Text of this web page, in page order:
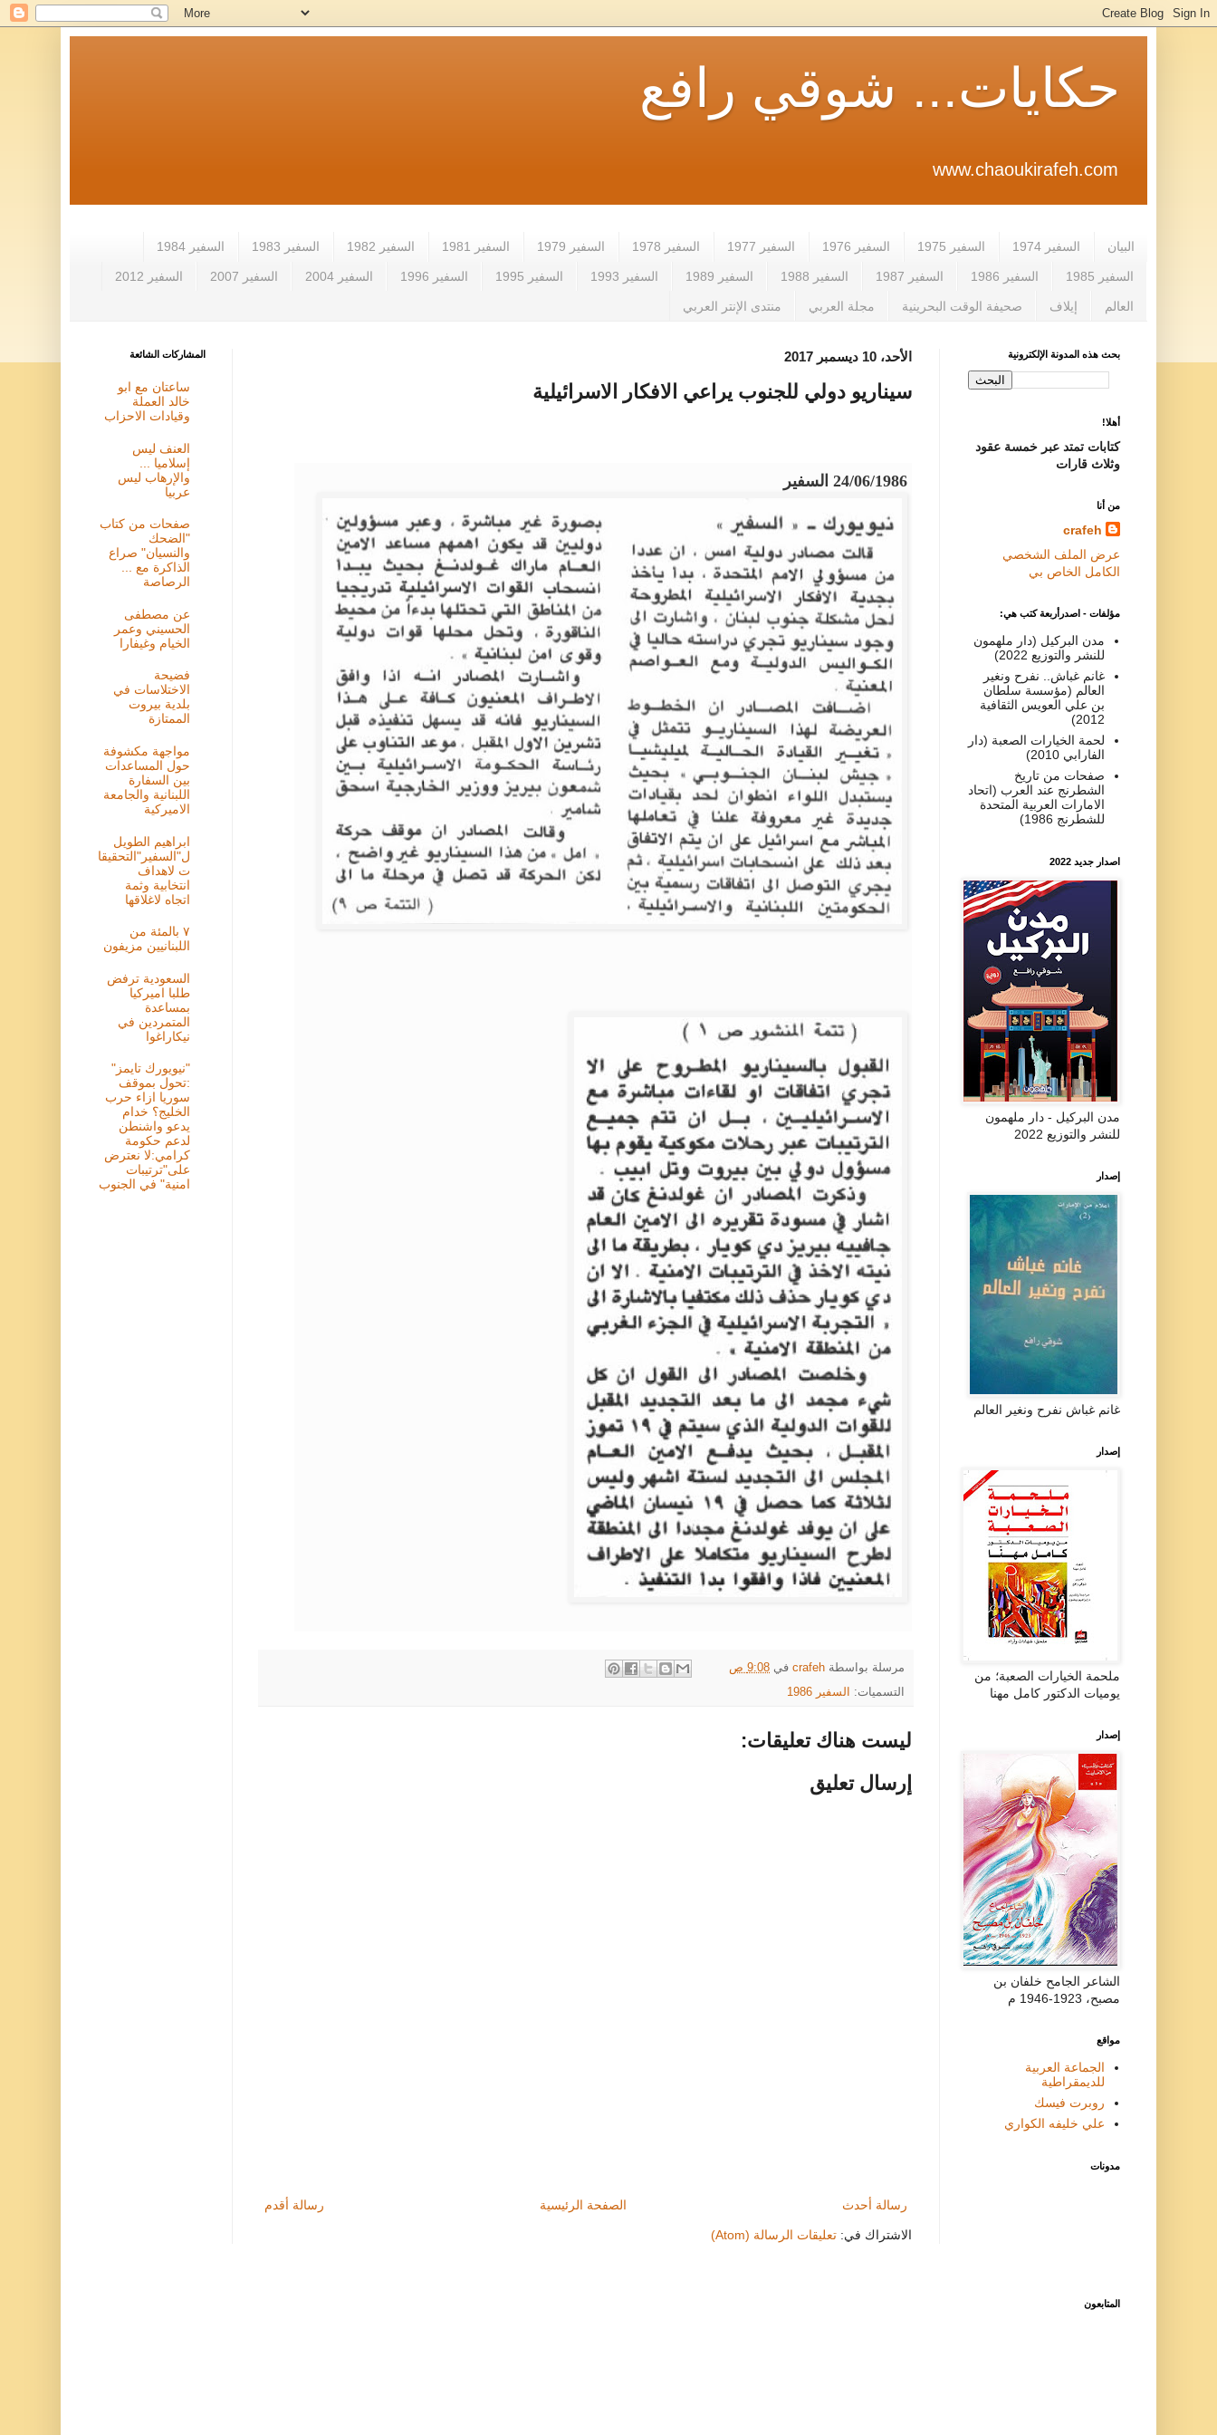
حكايات... شوقي رافع
www.chaoukirafeh.com
البيان السفير 1974 السفير 1975 السفير 1976 السفير 1977 السفير 1978 السفير 1979 السفير 1981 السفير 1982 السفير 1983 السفير 1984
السفير 1985 السفير 1986 السفير 1987 السفير 1988 السفير 1989 السفير 1993 السفير 1995 السفير 1996 السفير 2004 السفير 2007 السفير 2012
العالم إيلاف صحيفة الوقت البحرينية مجلة العربي منتدى الإنتر العربي
الأحد، 10 ديسمبر 2017
سيناريو دولي للجنوب يراعي الافكار الاسرائيلية
24/06/1986 السفير
مرسلة بواسطة crafeh في 9:08 ص
التسميات:
السفير 1986
ليست هناك تعليقات:
إرسال تعليق
رسالة أحدث رسالة أقدم الصفحة الرئيسية
الاشتراك في: تعليقات الرسالة (Atom)
المشاركات الشائعة
ساعتان مع ابو
خالد العملة
وقيادات الاحزاب
العنف ليس
إسلاميا ...
والإرهاب ليس
عربيا
صفحات من كتاب
"الضحك
والنسيان" صراع
الذاكرة مع ...
الرصاصة
عن مصطفى
الحسيني وعمر
الخيام وغيفارا
فضيحة
الاختلاسات في
بلدية بيروت
الممتازة
مواجهة مكشوفة
حول المساعدات
بين السفارة
اللبنانية والجامعة
الاميركية
ابراهيم الطويل
ل"السفير"التحقيقا
ت لاهداف
انتخابية وثمة
اتجاه لاغلاقها
٧ بالمئة من
اللبنانيين مزيفون
السعودية ترفض
طلبا اميركيا
بمساعدة
المتمردين في
نيكاراغوا
"نيويورك تايمز"
:تحول بموقف
سوريا ازاء حرب
الخليج؟ خدام
يدعو واشنطن
لدعم حكومة
كرامي:لا نعترض
على"ترتيبات
امنية" في الجنوب
بحث هذه المدونة الإلكترونية
أهلا!
كتابات تمتد عبر خمسة عقود
وثلاث قارات
من أنا
crafeh
عرض الملف الشخصي
الكامل الخاص بي
مؤلفات - اصدرأربعة كتب هي:
مدن البركيل (دار ملهمون
للنشر والتوزيع 2022)
غانم غباش.. نفرح ونغير
العالم (مؤسسة سلطان
بن علي العويس الثقافية
2012)
لحمة الخيارات الصعبة (دار
الفارابي 2010)
صفحات من تاريخ
الشطرنج عند العرب (اتحاد
الامارات العربية المتحدة
للشطرنج 1986)
اصدار جديد 2022
مدن البركيل - دار ملهمون
للنشر والتوزيع 2022
إصدار
غانم غباش نفرح ونغير العالم
إصدار
ملحمة الخيارات الصعبة؛ من
يوميات الدكتور كامل مهنا
إصدار
الشاعر الجامح خلفان بن
مصبح، 1923-1946 م
مواقع
الجماعة العربية
للديمقراطية
روبرت فيسك
علي خليفه الكواري
مدونات
المتابعون